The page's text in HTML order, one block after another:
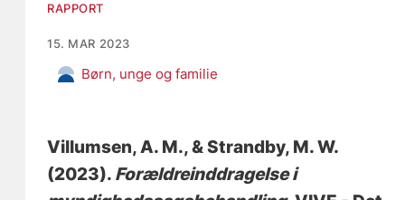
RAPPORT
15. MAR 2023
Børn, unge og familie
Villumsen, A. M., & Strandby, M. W.
(2023). Forældreinddragelse i